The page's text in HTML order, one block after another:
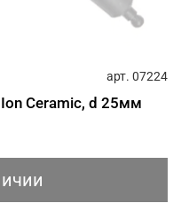
арт. 07224
Ceramic, d 25мм